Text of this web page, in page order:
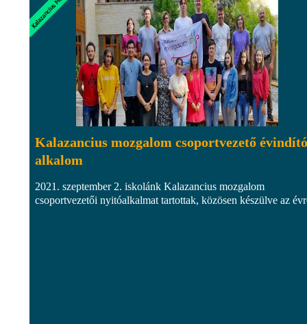
Kalazancius mozgalom csoportvezető évindító
alkalom
2021. szeptember 2. iskolánk Kalazancius mozgalom
csoportvezetői nyitóalkalmat tartottak, közösen készülve az